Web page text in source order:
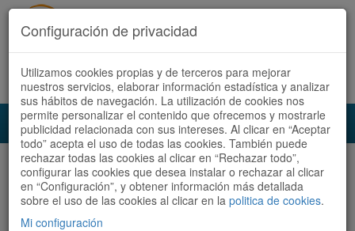
Acceder Registrate ahora Español | Català
Audioruta Todas las rutas
Todas las rutas
Ordenar por: Más recientes /
Configuración de privacidad
Utilizamos cookies propias y de terceros para mejorar
nuestros servicios, elaborar información estadística y analizar
sus hábitos de navegación. La utilización de cookies nos
permite personalizar el contenido que ofrecemos y mostrarle
publicidad relacionada con sus intereses. Al clicar en “Aceptar
todo” acepta el uso de todas las cookies. También puede
rechazar todas las cookies al clicar en “Rechazar todo”,
configurar las cookies que desea instalar o rechazar al clicar
en “Configuración”, y obtener información más detallada
sobre el uso de las cookies al clicar en la politica de cookies.
Mi configuración